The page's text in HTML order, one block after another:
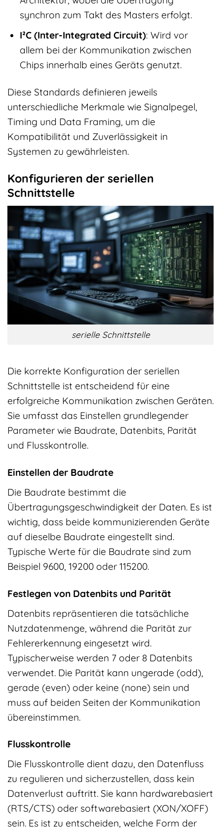
synchron zum Takt des Masters erfolgt.
I²C (Inter-Integrated Circuit): Wird vor
allem bei der Kommunikation zwischen
Chips innerhalb eines Geräts genutzt.
Diese Standards definieren jeweils
unterschiedliche Merkmale wie Signalpegel,
Timing und Data Framing, um die
Kompatibilität und Zuverlässigkeit in
Systemen zu gewährleisten.
Konfigurieren der seriellen
Schnittstelle
serielle Schnittstelle
Die korrekte Konfiguration der seriellen
Schnittstelle ist entscheidend für eine
erfolgreiche Kommunikation zwischen Geräten.
Sie umfasst das Einstellen grundlegender
Parameter wie Baudrate, Datenbits, Parität
und Flusskontrolle.
Einstellen der Baudrate
Die Baudrate bestimmt die
Übertragungsgeschwindigkeit der Daten. Es ist
wichtig, dass beide kommunizierenden Geräte
auf dieselbe Baudrate eingestellt sind.
Typische Werte für die Baudrate sind zum
Beispiel 9600, 19200 oder 115200.
Festlegen von Datenbits und Parität
Datenbits repräsentieren die tatsächliche
Nutzdatenmenge, während die Parität zur
Fehlererkennung eingesetzt wird.
Typischerweise werden 7 oder 8 Datenbits
verwendet. Die Parität kann ungerade (odd),
gerade (even) oder keine (none) sein und
muss auf beiden Seiten der Kommunikation
übereinstimmen.
Flusskontrolle
Die Flusskontrolle dient dazu, den Datenfluss
zu regulieren und sicherzustellen, dass kein
Datenverlust auftritt. Sie kann hardwarebasiert
(RTS/CTS) oder softwarebasiert (XON/XOFF)
sein. Es ist zu entscheiden, welche Form der